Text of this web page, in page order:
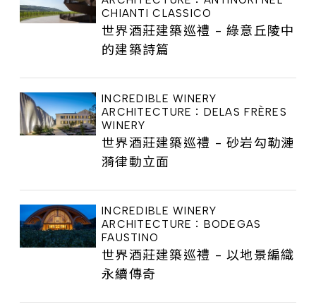
CHIANTI CLASSICO
世界酒莊建築巡禮 - 綠意丘陵中
的建築詩篇
INCREDIBLE WINERY
ARCHITECTURE：DELAS FRÈRES
WINERY
世界酒莊建築巡禮 - 砂岩勾勒漣
漪律動立面
INCREDIBLE WINERY
ARCHITECTURE：BODEGAS
FAUSTINO
世界酒莊建築巡禮 - 以地景編織
永續傳奇